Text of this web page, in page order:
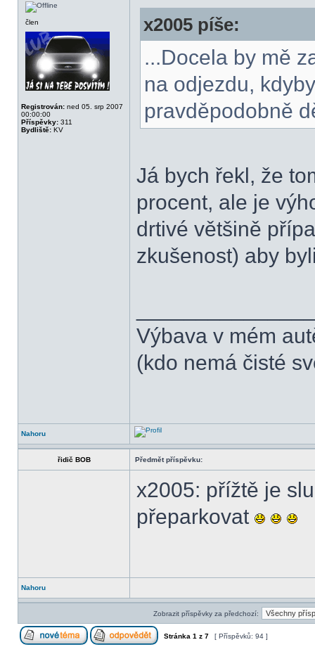
člen
Registrován: ned 05. srp 2007
00:00:00
Příspěvky: 311
Bydliště: KV
x2005 píše:
...Docela by mě
na odjezdu,
pravděpodobně
Já bych řekl, že
procent, ale je
drtivé většině
zkušenost) aby
Výbava v mém
(kdo nemá čisté
Nahoru
řidič BOB Předmět příspěvku:
x2005: přížtě je
přeparkovat
Nahoru
Zobrazit příspěvky za předchozí:
Stránka 1 z 7 [ Příspěvků: 94 ]